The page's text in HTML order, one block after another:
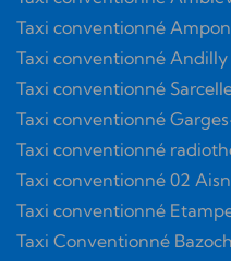
Taxi conventionné
Taxi conventionné Andilly
Taxi conventionné
Taxi conventionné
Taxi conventionné
Taxi conventionné 02
Taxi conventionné
Taxi Conventionné